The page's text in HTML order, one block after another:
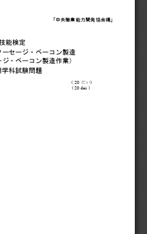
「中央職業能力開発協会編」
能検定
ーセージ・ベーコン製造
ジ・ベーコン製造作業）
学科試験問題
( 20 だい)
( 20 dai )